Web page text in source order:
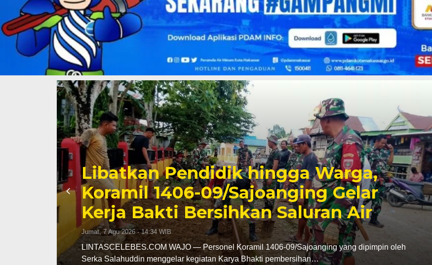
Triwulan II 2026, Pendapatan Makassar
Capai 49 Persen, Surplus Rp130 Miliar
Jumat, 7 Agu 2026 - 13:24 WIB
LINTASCELEBES.COM MAKASSAR — Badan Pendapatan Daerah (Bapenda) Kota Makassar
mencatat kinerja pendapatan daerah pada triwulan II…